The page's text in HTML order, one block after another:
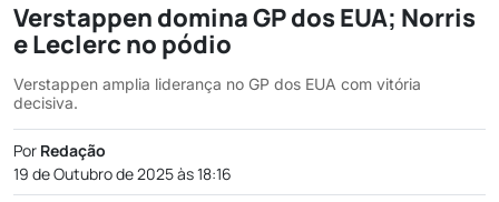
Verstappen domina GP dos EUA; Norris
e Leclerc no pódio
Verstappen amplia liderança no GP dos EUA com vitória
decisiva.
Por Redação
19 de Outubro de 2025 às 18:16